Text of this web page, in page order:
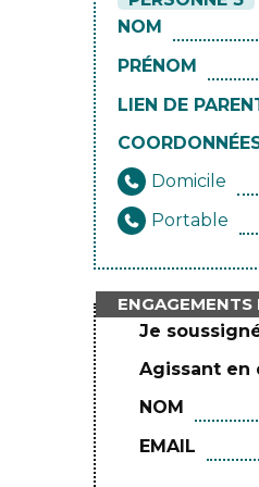
NOM
PRÉNOM
LIEN DE
Domicile
Portable
Je
Agissant en
NOM
EMAIL